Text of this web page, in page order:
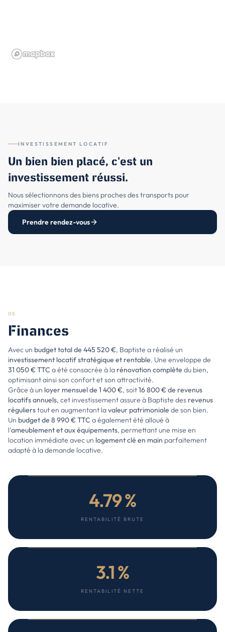
INVESTISSEMENT LOCATIF
Un bien bien placé, c'est un
investissement réussi.
Nous sélectionnons des biens proches des transports pour
maximiser votre demande locative.
Prendre rendez-vous
05
Finances
Avec un budget total de 445 520 €, Baptiste a réalisé un
investissement locatif stratégique et rentable. Une enveloppe de
31 050 € TTC a été consacrée à la rénovation complète du bien,
optimisant ainsi son confort et son attractivité.
Grâce à un loyer mensuel de 1 400 €, soit16 800 € de revenus
locatifs annuels, cet investissement assure à Baptiste des revenus
régulierstout en augmentant lavaleur patrimoniale de son bien.
Un budget de 8 990 € TTC a également été alloué à
l’ameublement et aux équipements, permettant une mise en
location immédiate avec un logement clé en main parfaitement
adapté à la demande locative.
4.79 %
RENTABILITÉ BRUTE
3.1 %
RENTABILITÉ NETTE